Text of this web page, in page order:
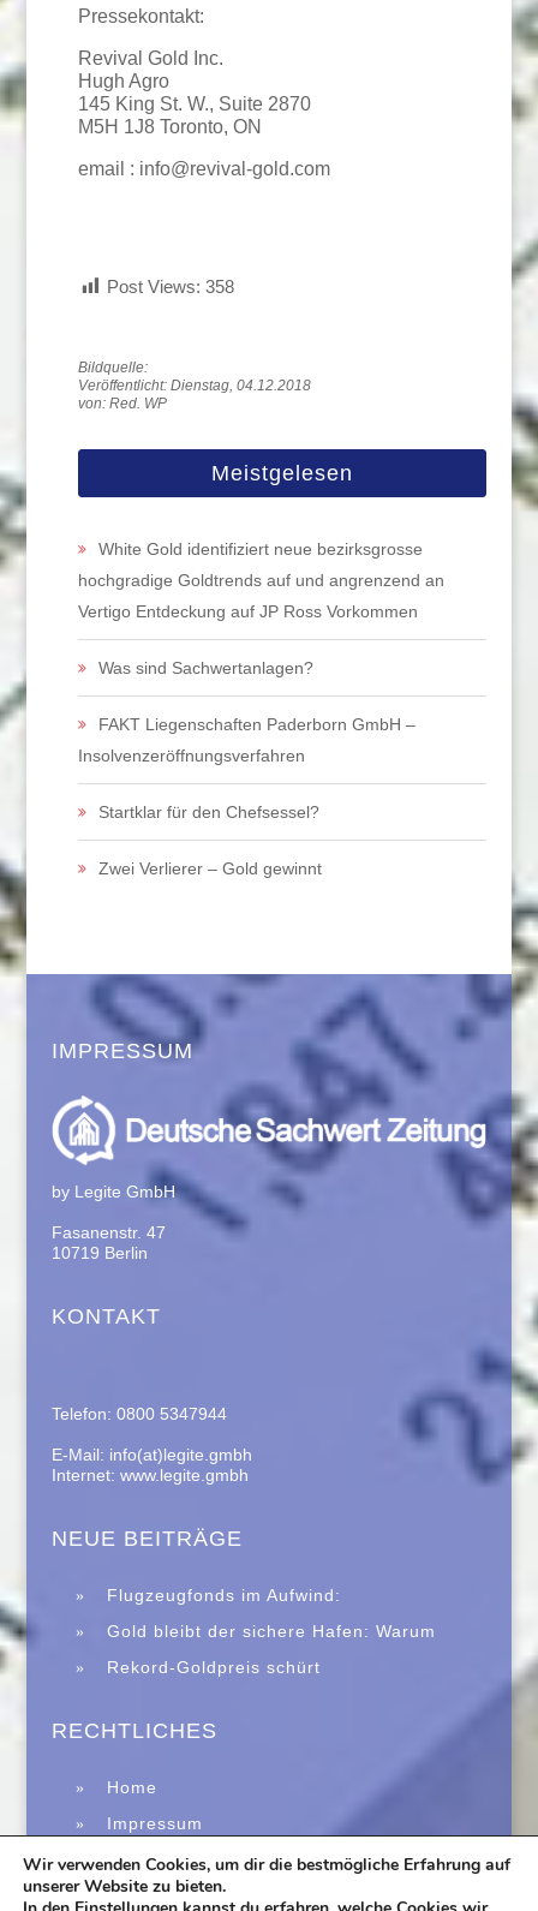
Pressekontakt:
Revival Gold Inc.
Hugh Agro
145 King St. W., Suite 2870
M5H 1J8 Toronto, ON
email : info@revival-gold.com
Post Views: 358
Veröffentlicht: Dienstag, 04.12.2018
von: Red. WP
Meistgelesen
White Gold identifiziert neue bezirksgrosse
hochgradige Goldtrends auf und angrenzend an
Vertigo Entdeckung auf JP Ross Vorkommen
Was sind Sachwertanlagen?
FAKT Liegenschaften Paderborn GmbH –
Insolvenzeröffnungsverfahren
Startklar für den Chefsessel?
Zwei Verlierer – Gold gewinnt
IMPRESSUM
by Legite GmbH
Fasanenstr. 47
10719 Berlin
KONTAKT
Telefon: 0800 5347944
E-Mail: info(at)legite.gmbh
Internet: www.legite.gmbh
NEUE BEITRÄGE
Flugzeugfonds im Aufwind:
Zweitmarkt trotzt Immobilienkrise
Gold bleibt der sichere Hafen: Warum
Edelmetalle in unsicheren Zeiten wieder
Rekord-Goldpreis schürt
neuen Finanzkrise warnen
RECHTLICHES
Home
Impressum
Datenschutz
Wir verwenden Cookies, um dir die bestmögliche Erfahrung auf
unserer Website zu bieten.